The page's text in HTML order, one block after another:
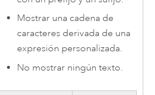
Mostrar una cadena de
caracteres derivada de una
expresión personalizada.
No mostrar ningún texto.